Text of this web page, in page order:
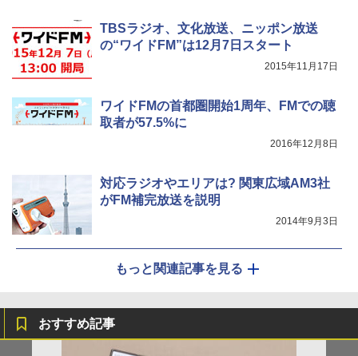
TBSラジオ、文化放送、ニッポン放送
の“ワイドFM”は12月7日スタート
2015年11月17日
ワイドFMの首都圏開始1周年、FMでの聴
取者が57.5%に
2016年12月8日
対応ラジオやエリアは? 関東広域AM3社
がFM補完放送を説明
2014年9月3日
もっと関連記事を見る
おすすめ記事